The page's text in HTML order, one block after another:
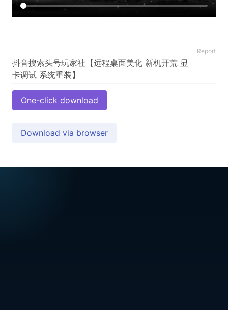
Report
抖音搜索头号玩家社【远程桌面美化 新机开荒 显
One-click download
Download via browser